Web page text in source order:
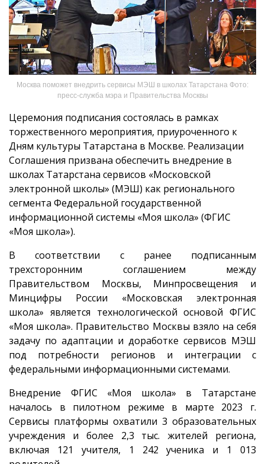
Москва поможет внедрить сервисы МЭШ в школах Татарстана Фото:
пресс-служба мэра и Правительства Москвы
Церемония подписания состоялась в рамках
торжественного мероприятия, приуроченного к
Дням культуры Татарстана в Москве. Реализации
Соглашения призвана обеспечить внедрение в
школах Татарстана сервисов «Московской
электронной школы» (МЭШ) как регионального
сегмента Федеральной государственной
информационной системы «Моя школа» (ФГИС
«Моя школа»).
В соответствии с ранее подписанным
трехсторонним соглашением между
Правительством Москвы, Минпросвещения и
Минцифры России «Московская электронная
школа» является технологической основой ФГИС
«Моя школа». Правительство Москвы взяло на себя
задачу по адаптации и доработке сервисов МЭШ
под потребности регионов и интеграции с
федеральными информационными системами.
Внедрение ФГИС «Моя школа» в Татарстане
началось в пилотном режиме в марте 2023 г.
Сервисы платформы охватили 3 образовательных
учреждения и более 2,3 тыс. жителей региона,
включая 121 учителя, 1 242 ученика и 1 013